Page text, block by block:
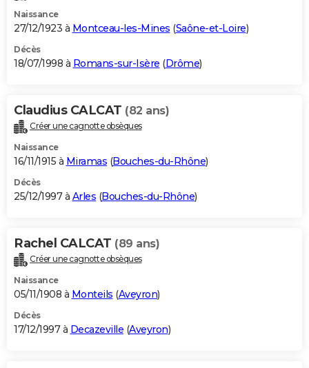
Naissance
27/12/1923 à Montceau-les-Mines (Saône-et-Loire)
Décès
18/07/1998 à Romans-sur-Isère (Drôme)
Claudius CALCAT (82 ans)
Créer une cagnotte obsèques
Naissance
16/11/1915 à Miramas (Bouches-du-Rhône)
Décès
25/12/1997 à Arles (Bouches-du-Rhône)
Rachel CALCAT (89 ans)
Créer une cagnotte obsèques
Naissance
05/11/1908 à Monteils (Aveyron)
Décès
17/12/1997 à Decazeville (Aveyron)